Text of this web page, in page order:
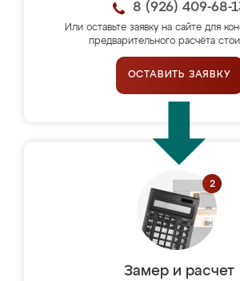
8 (926) 409-68-
Или оставьте заявку на сайте для
предварительного расчёта
ОСТАВИТЬ ЗАЯВКУ
Замер и расчет